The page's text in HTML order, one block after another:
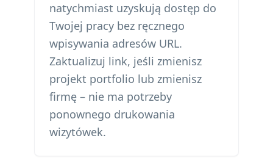
natychmiast uzyskują dostęp do
Twojej pracy bez ręcznego
wpisywania adresów URL.
Zaktualizuj link, jeśli zmienisz
projekt portfolio lub zmienisz
firmę – nie ma potrzeby
ponownego drukowania
wizytówek.